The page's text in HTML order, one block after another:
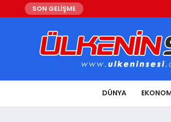
SON GELİŞME
DÜNYA